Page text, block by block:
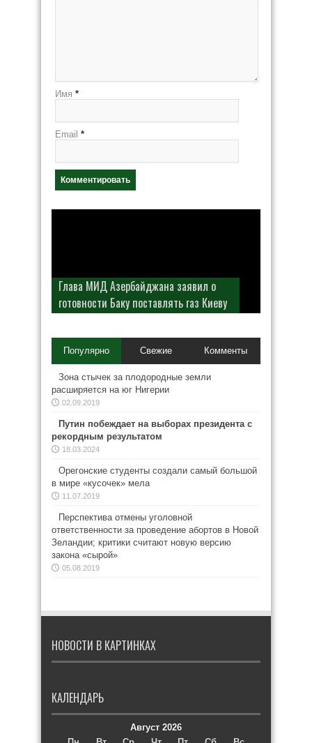
Имя *
Email *
Глава МИД Азербайджана заявил о
готовности Баку поставлять газ Киеву
Популярно Свежие Комменты
Зона стычек за плодородные земли
расширяется на юг Нигерии
02.09.2019
Путин побеждает на выборах президента с
рекордным результатом
18.03.2024
Орегонские студенты создали самый большой
в мире «кусочек» мела
11.07.2019
Перспектива отмены уголовной
ответственности за проведение абортов в Новой
Зеландии; критики считают новую версию
закона «сырой»
05.08.2019
НОВОСТИ В КАРТИНКАХ
КАЛЕНДАРЬ
Август 2026